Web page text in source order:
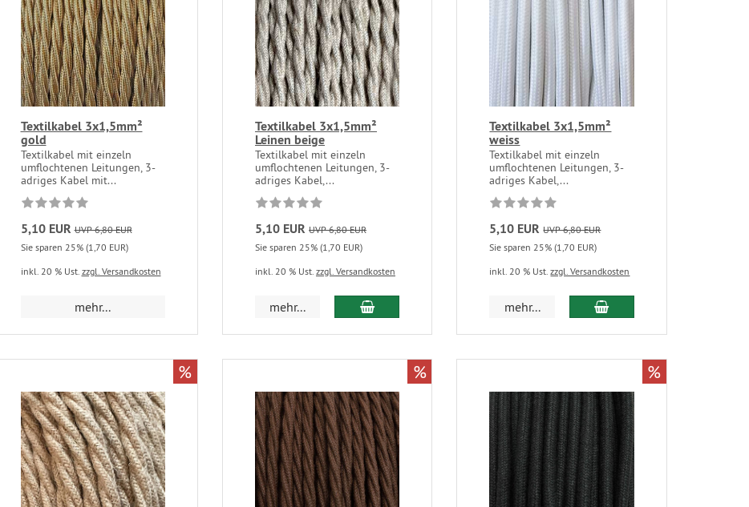
Textilkabel 3x1,5mm²
gold
Textilkabel mit einzeln
umflochtenen Leitungen, 3-
adriges Kabel mit...
5,10 EUR UVP 6,80 EUR
Sie sparen 25% (1,70 EUR)
inkl. 20 % Ust. zzgl. Versandkosten
mehr...
Textilkabel 3x1,5mm²
Leinen beige
Textilkabel mit einzeln
umflochtenen Leitungen, 3-
adriges Kabel,...
5,10 EUR UVP 6,80 EUR
Sie sparen 25% (1,70 EUR)
inkl. 20 % Ust. zzgl. Versandkosten
mehr...
Textilkabel 3x1,5mm²
weiss
Textilkabel mit einzeln
umflochtenen Leitungen, 3-
adriges Kabel,...
5,10 EUR UVP 6,80 EUR
Sie sparen 25% (1,70 EUR)
inkl. 20 % Ust.zzgl. Versandkosten
mehr...
% % %